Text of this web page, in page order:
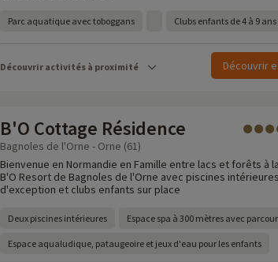
Parc aquatique avec toboggans Clubs enfants de 4 à 9 ans
Découvrir activités à proximité Découvrir
B'O Cottage Résidence
Bagnoles de l'Orne - Orne (61)
Bienvenue en Normandie en Famille entre lacs et forêts à
B'O Resort de Bagnoles de l'Orne avec piscines
d'exception et clubs enfants sur place
Deux piscines intérieures Espace spa à 300 mètres avec
Espace aqualudique, pataugeoire et jeux d'eau pour les enfants